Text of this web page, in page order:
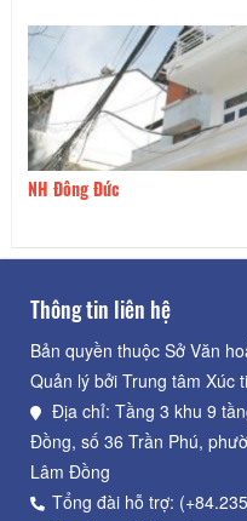
NH Đông Đức
Thông tin liên hệ
Bản quyền thuộc Sở Văn
Quản lý bởi Trung tâm Xúc
Địa chỉ: Tầng 3 khu 9
Đồng, số 36 Trần Phú,
Lâm Đồng
Tổng đài hỗ trợ: